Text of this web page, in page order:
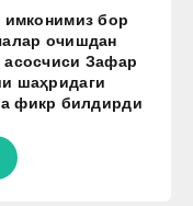
имконимиз бор
очишдан
асосчиси Зафар
шаҳридаги
фикр билдирди